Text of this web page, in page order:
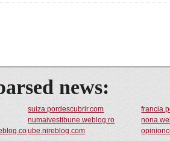
news:
suiza.pordescubrir.com
numaivestibune.weblog.ro
ube.nireblog.com